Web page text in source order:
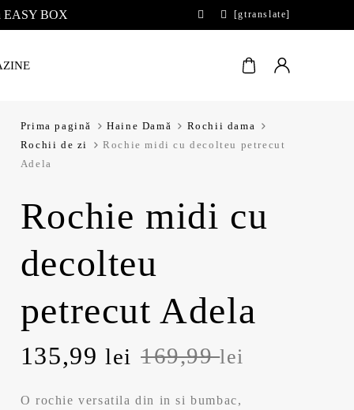
EASY BOX [gtranslate]
Prima pagină Haine Damă
Rochii dama
Rochii de zi
Rochie midi cu decolteu petrecut
Adela
Rochie midi cu
decolteu
petrecut Adela
169,99lei
P
r
135,99lei
P
r
O rochie versatila din in si bumbac,